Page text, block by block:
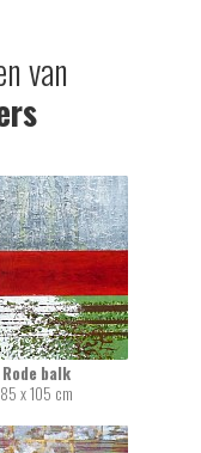
van
Rode balk
85 x 105 cm